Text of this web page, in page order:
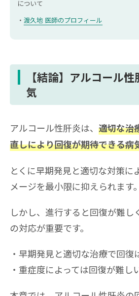
について
渡久地 医師のプロフィール
【結論】アルコール
気
アルコール性肝炎は、 適切な治
直しにより回復が期待できる病
とくに早期発見と適切な対策に
メージを最小限に抑えられます。
しかし、進行すると回復が難し
の対応が重要です。
早期発見と適切な治療で回復
重症度によっては回復が難し